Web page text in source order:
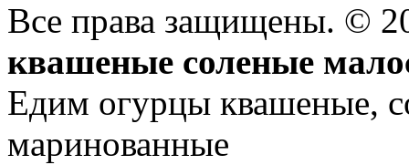
Все права защищены. ©
квашеные соленые
Едим огурцы квашеные,
маринованные